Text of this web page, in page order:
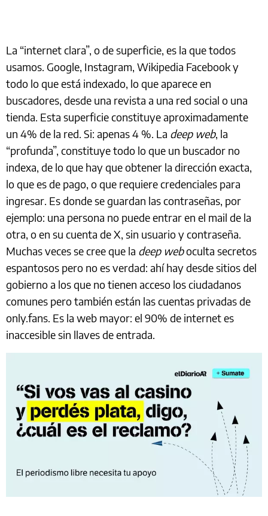
La “internet clara”, o de superficie, es la que todos
usamos. Google, Instagram, Wikipedia Facebook y
todo lo que está indexado, lo que aparece en
buscadores, desde una revista a una red social o una
tienda. Esta superficie constituye aproximadamente
un 4% de la red. Si: apenas 4 %. La deep web, la
“profunda”, constituye todo lo que un buscador no
indexa, de lo que hay que obtener la dirección exacta,
lo que es de pago, o que requiere credenciales para
ingresar. Es donde se guardan las contraseñas, por
ejemplo: una persona no puede entrar en el mail de la
otra, o en su cuenta de X, sin usuario y contraseña.
Muchas veces se cree que la deep weboculta secretos
espantosos pero no es verdad: ahí hay desde sitios del
gobierno a los que no tienen acceso los ciudadanos
comunes pero también están las cuentas privadas de
only.fans. Es la web mayor: el 90% de internet es
inaccesible sin llaves de entrada.